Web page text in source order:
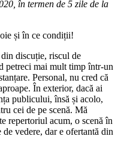
în termen de 5 zile de la
și în ce condiții!
discuție, riscul de
petreci mai mult timp într-un
Personal, nu cred că
În exterior, dacă ai
publicului, însă și acolo,
cei de pe scenă. Mă
repertoriul acum, o scenă în
vedere, dar e ofertantă din